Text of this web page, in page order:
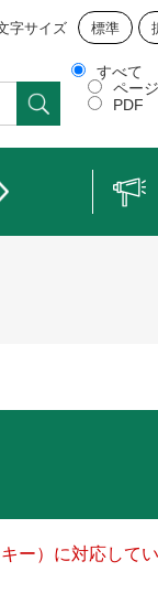
字サイズ 標準
すべて
ページ
PDF
ー）に対応して